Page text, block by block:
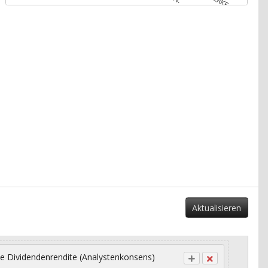
Aktualisieren
Dividendenrendite (Analystenkonsens)